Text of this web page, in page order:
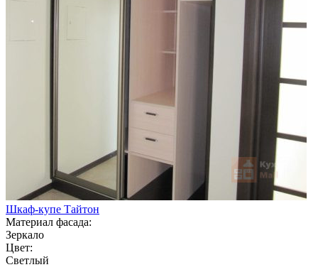
Шкаф-купе Тайтон
Материал фасада:
Зеркало
Цвет:
Светлый